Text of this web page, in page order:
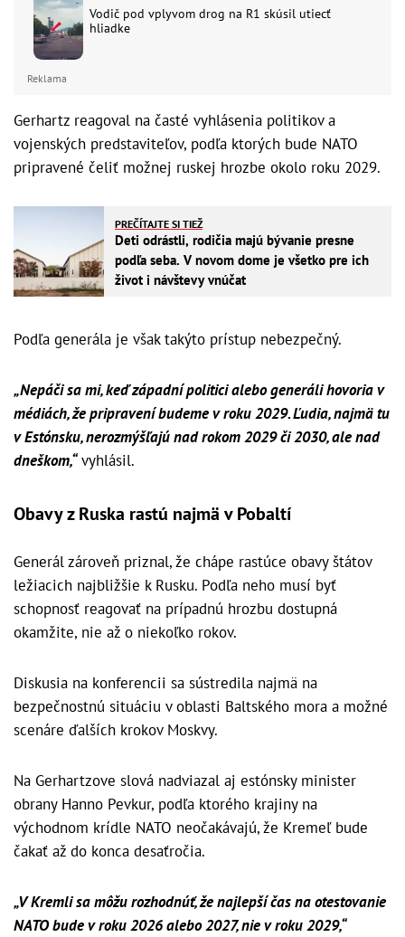
Vodič pod vplyvom drog na R1 skúsil utiecť
hliadke
Reklama
Gerhartz reagoval na časté vyhlásenia politikov a
vojenských predstaviteľov, podľa ktorých bude NATO
pripravené čeliť možnej ruskej hrozbe okolo roku 2029.
PREČÍTAJTE SI TIEŽ
Deti odrástli, rodičia majú bývanie presne
podľa seba. V novom dome je všetko pre ich
život i návštevy vnúčat
Podľa generála je však takýto prístup nebezpečný.
„Nepáči sa mi, keď západní politici alebo generáli hovoria v
médiách, že pripravení budeme v roku 2029. Ľudia, najmä tu
v Estónsku, nerozmýšľajú nad rokom 2029 či 2030, ale nad
dneškom,“vyhlásil.
Obavy z Ruska rastú najmä v Pobaltí
Generál zároveň priznal, že chápe rastúce obavy štátov
ležiacich najbližšie k Rusku. Podľa neho musí byť
schopnosť reagovať na prípadnú hrozbu dostupná
okamžite, nie až o niekoľko rokov.
Diskusia na konferencii sa sústredila najmä na
bezpečnostnú situáciu v oblasti Baltského mora a možné
scenáre ďalších krokov Moskvy.
Na Gerhartzove slová nadviazal aj estónsky minister
obrany Hanno Pevkur, podľa ktorého krajiny na
východnom krídle NATO neočakávajú, že Kremeľ bude
čakať až do konca desaťročia.
„V Kremli sa môžu rozhodnúť, že najlepší čas na otestovanie
NATO bude v roku 2026 alebo 2027, nie v roku 2029,“